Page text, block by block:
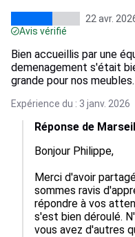
22 avr.
Avis vérifié
Bien accueillis par une
demenagement s'était
grande pour nos meubles.
Expérience du : 3 janv. 2026
Réponse de
Bonjour Philippe,
Merci d'avoir
sommes ravis
répondre à vos
s'est bien déroulé.
vous avez d'autres